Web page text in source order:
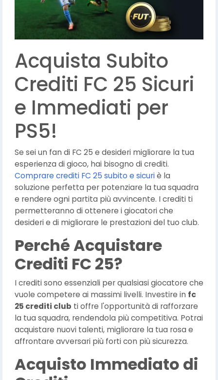
Acquista Subito
Crediti FC 25 Sicuri
e Immediati per
PS5!
Se sei un fan di FC 25 e desideri migliorare la tua
esperienza di gioco, hai bisogno di crediti.
Comprare crediti FC 25 subito e sicuriè la
soluzione perfetta per potenziare la tua squadra
e rendere ogni partita più avvincente. I crediti ti
permetteranno di ottenere i giocatori che
desideri e di migliorare le prestazioni del tuo club.
Perché Acquistare
Crediti FC 25?
I crediti sono essenziali per qualsiasi giocatore che
vuole competere ai massimi livelli. Investire in fc
25 crediti club ti offre l'opportunità di rafforzare
la tua squadra, rendendola più competitiva. Potrai
acquistare nuovi talenti, migliorare la tua rosa e
affrontare avversari più forti con più sicurezza.
Acquisto Immediato di